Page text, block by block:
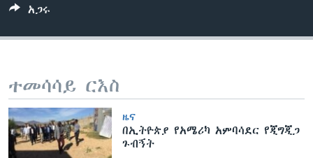
አጋሩ
ተመሳሳይ ርእስ
ዜና
በኢትዮጵያ የአሜሪካ አምባሳደር የጂግጂጋ
ጉብኝት